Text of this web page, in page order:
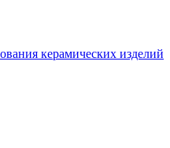
керамических изделий